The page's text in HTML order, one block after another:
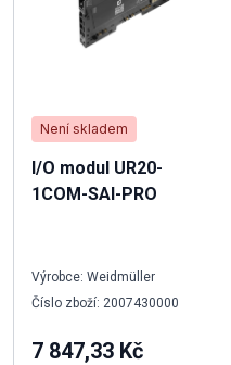
Není skladem
I/O modul UR20-
1COM-SAI-PRO
Výrobce: Weidmüller
Číslo zboží: 2007430000
7 847,33 Kč